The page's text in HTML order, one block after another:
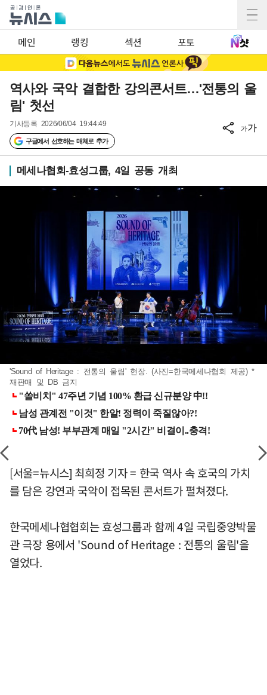
메인 랭킹 섹션 포토
역사와 국악 결합한 강의콘서트…'전통의 울
림' 첫선
기사등록 2026/06/04 19:44:49
구글에서 선호하는 매체로 추가
가가
메세나협회-효성그룹, 4일 공동 개최
'Sound of Heritage : 전통의 울림' 현장. (사진=한국메세나협회 제공) *
재판매 및 DB 금지
[서울=뉴시스] 최희정 기자 = 한국 역사 속 호국의 가치
를 담은 강연과 국악이 접목된 콘서트가 펼쳐졌다.
한국메세나협협회는 효성그룹과 함께 4일 국립중앙박물
관 극장 용에서 'Sound of Heritage : 전통의 울림'을
열었다.